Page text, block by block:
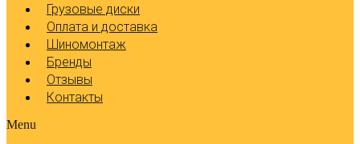
Грузовые диски
Оплата и доставка
Шиномонтаж
Бренды
Отзывы
Контакты
Menu